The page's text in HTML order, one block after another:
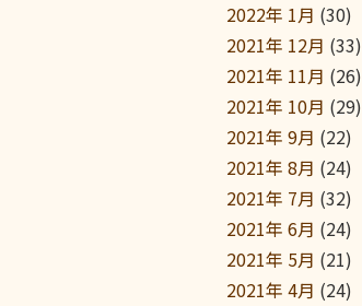
2022年 1月 (30)
2021年 12月 (33)
2021年 11月 (26)
2021年 10月 (29)
2021年 9月 (22)
2021年 8月 (24)
2021年 7月 (32)
2021年 6月 (24)
2021年 5月 (21)
2021年 4月 (24)